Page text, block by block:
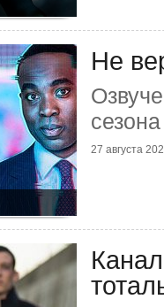
Не
27 августа